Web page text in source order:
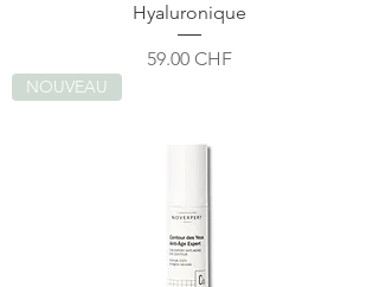
Hyaluronique
Prix
59.00 CHF
NOUVEAU